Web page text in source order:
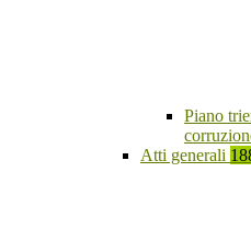
Piano
Atti generali